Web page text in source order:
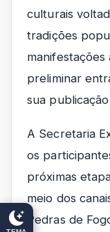
culturais
tradições
manifestações
preliminar
sua
A Secretaria
os
próximas
meio dos
Pedras de